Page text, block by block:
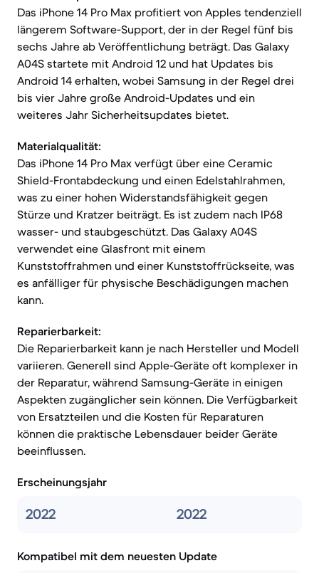
Das iPhone 14 Pro Max profitiert von Apples tendenziell
längerem Software-Support, der in der Regel fünf bis
sechs Jahre ab Veröffentlichung beträgt. Das Galaxy
A04S startete mit Android 12 und hat Updates bis
Android 14 erhalten, wobei Samsung in der Regel drei
bis vier Jahre große Android-Updates und ein
weiteres Jahr Sicherheitsupdates bietet.
Materialqualität:
Das iPhone 14 Pro Max verfügt über eine Ceramic
Shield-Frontabdeckung und einen Edelstahlrahmen,
was zu einer hohen Widerstandsfähigkeit gegen
Stürze und Kratzer beiträgt. Es ist zudem nach IP68
wasser- und staubgeschützt. Das Galaxy A04S
verwendet eine Glasfront mit einem
Kunststoffrahmen und einer Kunststoffrückseite, was
es anfälliger für physische Beschädigungen machen
kann.
Reparierbarkeit:
Die Reparierbarkeit kann je nach Hersteller und Modell
variieren. Generell sind Apple-Geräte oft komplexer in
der Reparatur, während Samsung-Geräte in einigen
Aspekten zugänglicher sein können. Die Verfügbarkeit
von Ersatzteilen und die Kosten für Reparaturen
können die praktische Lebensdauer beider Geräte
beeinflussen.
Erscheinungsjahr
2022 2022
Kompatibel mit dem neuesten Update